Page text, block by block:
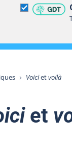
intermédiaires
Voicietvoilà
et